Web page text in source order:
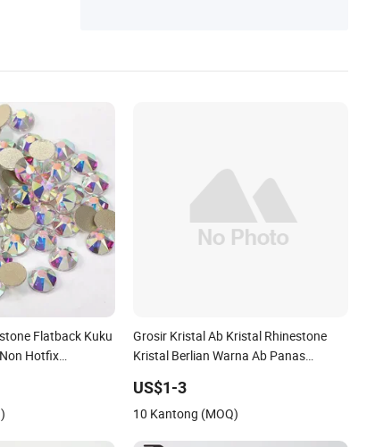
Flatback Kuku
Hotfix
Grosir Kristal Ab Kristal Rhinestone
Kristal Berlian Warna Ab Panas
US$1-3
10 Kantong (MOQ)